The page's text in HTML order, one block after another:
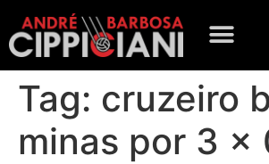
Tag: cruzeiro
minas por 3 x